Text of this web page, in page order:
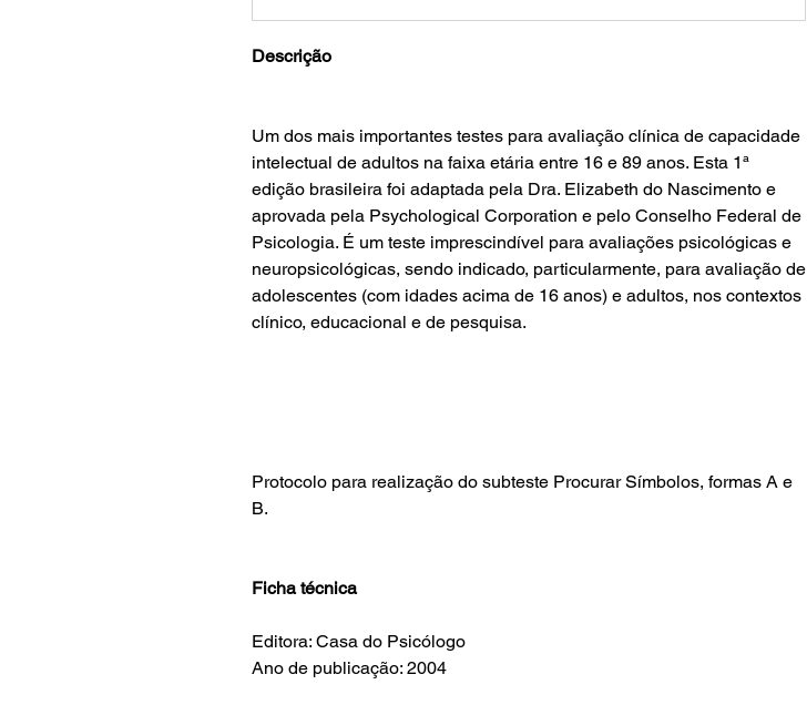
Descrição
Um dos mais importantes testes para avaliação clínica de capacidade
intelectual de adultos na faixa etária entre 16 e 89 anos. Esta 1ª
edição brasileira foi adaptada pela Dra. Elizabeth do Nascimento e
aprovada pela Psychological Corporation e pelo Conselho Federal de
Psicologia. É um teste imprescindível para avaliações psicológicas e
neuropsicológicas, sendo indicado, particularmente, para avaliação de
adolescentes (com idades acima de 16 anos) e adultos, nos contextos
clínico, educacional e de pesquisa.
Protocolo para realização do subteste Procurar Símbolos, formas A e
B.
Ficha técnica
Editora: Casa do Psicólogo
Ano de publicação: 2004